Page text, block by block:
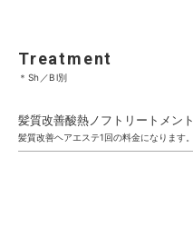
Treatment
＊Sh／Bl別
髪質改善酸熱ノフトリートメント
髪質改善ヘアエステ1回の料金になります。